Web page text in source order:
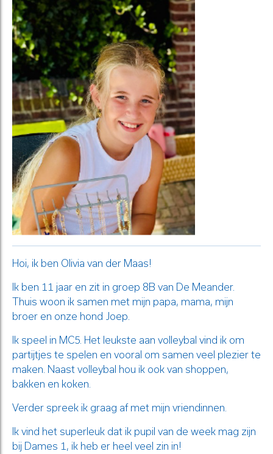
Hoi, ik ben Olivia van der Maas!
Ik ben 11 jaar en zit in groep 8B van De Meander.
Thuis woon ik samen met mijn papa, mama, mijn
broer en onze hond Joep.
Ik speel in MC5. Het leukste aan volleybal vind ik om
partijtjes te spelen en vooral om samen veel plezier te
maken. Naast volleybal hou ik ook van shoppen,
bakken en koken.
Verder spreek ik graag af met mijn vriendinnen.
Ik vind het superleuk dat ik pupil van de week mag zijn
bij Dames 1, ik heb er heel veel zin in!